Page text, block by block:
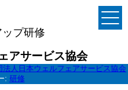
プ研修
アサービス協会
法人日本ウェルフェアサービス協会
: 研修